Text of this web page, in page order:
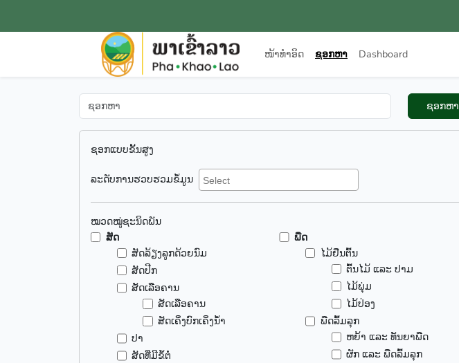
ໜ້າທຳອິດ ຊອກຫາ Dashboard
ຊອກຫາ
ຊອກແບບຂັ້ນສູງ
ລະດັບການຮວບຮວມຂໍ້ມູນ
ໝວດໝູ່ຊະນິດພັນ
ສັດ
ສັດລ້ຽງລູກດ້ວຍນົມ
ສັດປີກ
ສັດເລືອຄານ
ສັດເລືອຄານ
ສັດເຄິ່ງບົກເຄິ່ງນ້ຳ
ປາ
ສັດທີ່ມີຂໍ້ຕໍ່
ພືດ
ໄມ້ຢືນຕົ້ນ
ຕົ້ນໄມ້ ແລະ ປາມ
ໄມ້ພຸ່ມ
ໄມ້ປ່ອງ
ພືດລົ້ມລຸກ
ຫຍ້າ ແລະ ທັນຍາພືດ
ຜັກ ແລະ ພືດລົ້ມລຸກ